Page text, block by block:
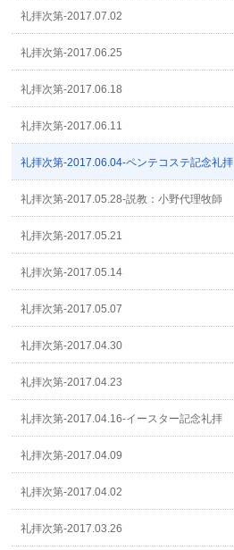
礼拝次第-2017.07.02
礼拝次第-2017.06.25
礼拝次第-2017.06.18
礼拝次第-2017.06.11
礼拝次第-2017.06.04-ペンテコステ記念礼拝
礼拝次第-2017.05.28-説教：小野代理牧師
礼拝次第-2017.05.21
礼拝次第-2017.05.14
礼拝次第-2017.05.07
礼拝次第-2017.04.30
礼拝次第-2017.04.23
礼拝次第-2017.04.16-イースター記念礼拝
礼拝次第-2017.04.09
礼拝次第-2017.04.02
礼拝次第-2017.03.26